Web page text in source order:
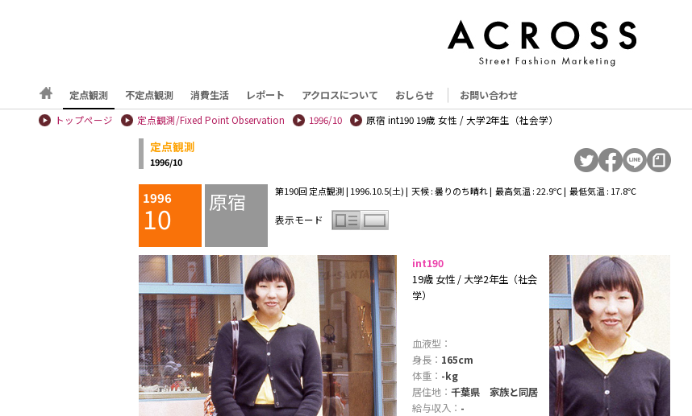
定点観測 不定点観測 消費生活 レポート アクロスについて おしらせ お問い合わせ
トップページ 定点観測/Fixed Point Observation 1996/10 原宿 int190 19歳 女性 / 大学2年生（社会学）
定点観測
1996/10
1996
10 原宿 第190回 定点観測 | 1996.10.5(土) | 天候 : 曇りのち晴れ | 最高気温 : 22.9℃ | 最低気温 : 17.8℃
表示モード
int190
19歳 女性 / 大学2年生（社会
学）
血液型：
身長： 165cm
体重： -kg
居住地： 千葉県 家族と同居
給与収入： -